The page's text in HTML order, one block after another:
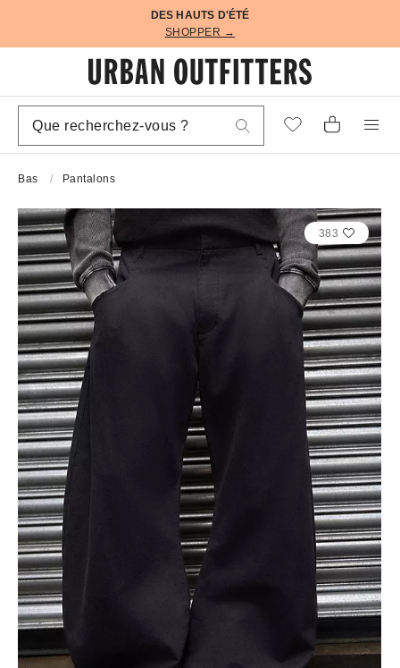
DES HAUTS D'ÉTÉ
SHOPPER →
Bas Pantalons
383